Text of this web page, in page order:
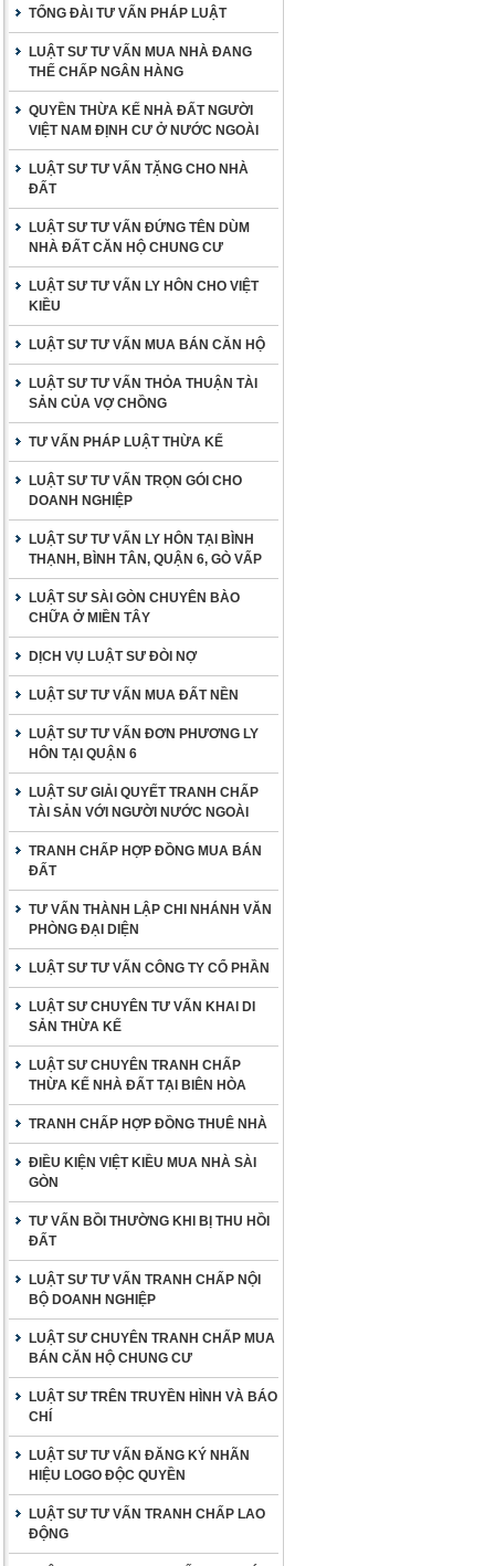
TỔNG ĐÀI TƯ VẤN PHÁP LUẬT
LUẬT SƯ TƯ VẤN MUA NHÀ ĐANG
THẾ CHẤP NGÂN HÀNG
QUYỀN THỪA KẾ NHÀ ĐẤT NGƯỜI
VIỆT NAM ĐỊNH CƯ Ở NƯỚC NGOÀI
LUẬT SƯ TƯ VẤN TẶNG CHO NHÀ
ĐẤT
LUẬT SƯ TƯ VẤN ĐỨNG TÊN DÙM
NHÀ ĐẤT CĂN HỘ CHUNG CƯ
LUẬT SƯ TƯ VẤN LY HÔN CHO VIỆT
KIỀU
LUẬT SƯ TƯ VẤN MUA BÁN CĂN HỘ
LUẬT SƯ TƯ VẤN THỎA THUẬN TÀI
SẢN CỦA VỢ CHỒNG
TƯ VẤN PHÁP LUẬT THỪA KẾ
LUẬT SƯ TƯ VẤN TRỌN GÓI CHO
DOANH NGHIỆP
LUẬT SƯ TƯ VẤN LY HÔN TẠI BÌNH
THẠNH, BÌNH TÂN, QUẬN 6, GÒ VẤP
LUẬT SƯ SÀI GÒN CHUYÊN BÀO
CHỮA Ở MIỀN TÂY
DỊCH VỤ LUẬT SƯ ĐÒI NỢ
LUẬT SƯ TƯ VẤN MUA ĐẤT NỀN
LUẬT SƯ TƯ VẤN ĐƠN PHƯƠNG LY
HÔN TẠI QUẬN 6
LUẬT SƯ GIẢI QUYẾT TRANH CHẤP
TÀI SẢN VỚI NGƯỜI NƯỚC NGOÀI
TRANH CHẤP HỢP ĐỒNG MUA BÁN
ĐẤT
TƯ VẤN THÀNH LẬP CHI NHÁNH VĂN
PHÒNG ĐẠI DIỆN
LUẬT SƯ TƯ VẤN CÔNG TY CỔ PHẦN
LUẬT SƯ CHUYÊN TƯ VẤN KHAI DI
SẢN THỪA KẾ
LUẬT SƯ CHUYÊN TRANH CHẤP
THỪA KẾ NHÀ ĐẤT TẠI BIÊN HÒA
TRANH CHẤP HỢP ĐỒNG THUÊ NHÀ
ĐIỀU KIỆN VIỆT KIỀU MUA NHÀ SÀI
GÒN
TƯ VẤN BỒI THƯỜNG KHI BỊ THU HỒI
ĐẤT
LUẬT SƯ TƯ VẤN TRANH CHẤP NỘI
BỘ DOANH NGHIỆP
LUẬT SƯ CHUYÊN TRANH CHẤP MUA
BÁN CĂN HỘ CHUNG CƯ
LUẬT SƯ TRÊN TRUYỀN HÌNH VÀ BÁO
CHÍ
LUẬT SƯ TƯ VẤN ĐĂNG KÝ NHÃN
HIỆU LOGO ĐỘC QUYỀN
LUẬT SƯ TƯ VẤN TRANH CHẤP LAO
ĐỘNG